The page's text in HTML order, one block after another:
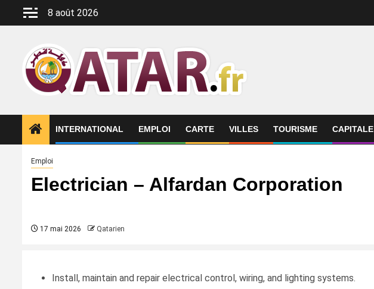
8 août 2026
INTERNATIONAL EMPLOI CARTE VILLES TOURISME CAPITALE
Emploi
Electrician – Alfardan Corporation
17 mai 2026 Qatarien
Install, maintain and repair electrical control, wiring, and lighting systems.